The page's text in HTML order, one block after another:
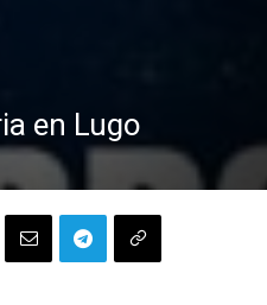
en Lugo